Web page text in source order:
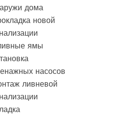
дома
новой
ямы
насосов
ливневой